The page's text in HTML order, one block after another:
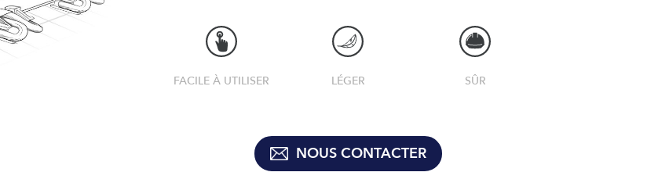
FACILE À UTILISER LÉGER SÛR
NOUS CONTACTER